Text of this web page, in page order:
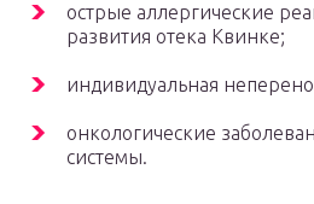
острые аллергические
развития отека Квинке;
индивидуальная
онкологические
системы.